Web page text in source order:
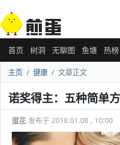
首页 树洞 无聊图 鱼塘 热榜
主页 健康 文章正文
诺奖得主：五种简单
蛋花 发布于 2018.01.08 , 10:00